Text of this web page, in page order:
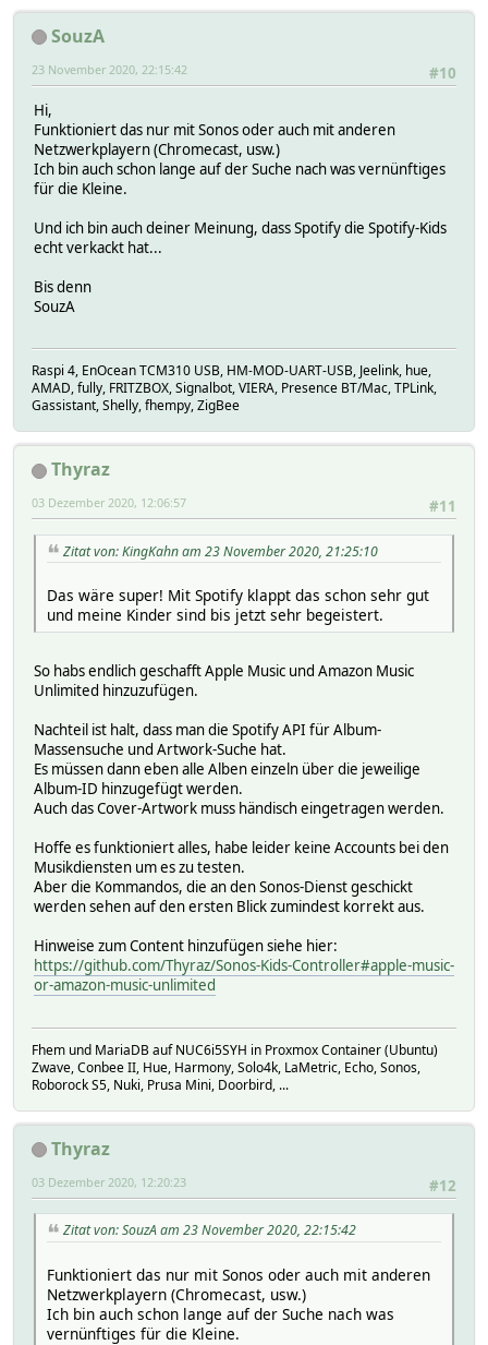
SouzA
#10
23 November 2020, 22:15:42
Hi,
Funktioniert das nur mit Sonos oder auch mit anderen
Netzwerkplayern (Chromecast, usw.)
Ich bin auch schon lange auf der Suche nach was vernünftiges
für die Kleine.
Und ich bin auch deiner Meinung, dass Spotify die Spotify-Kids
echt verkackt hat...
Bis denn
SouzA
Raspi 4, EnOcean TCM310 USB, HM-MOD-UART-USB, Jeelink, hue,
AMAD, fully, FRITZBOX, Signalbot, VIERA, Presence BT/Mac, TPLink,
Gassistant, Shelly, fhempy, ZigBee
Thyraz
#11
03 Dezember 2020, 12:06:57
Zitat von: KingKahn am 23 November 2020, 21:25:10
Das wäre super! Mit Spotify klappt das schon sehr gut
und meine Kinder sind bis jetzt sehr begeistert.
So habs endlich geschafft Apple Music und Amazon Music
Unlimited hinzuzufügen.
Nachteil ist halt, dass man die Spotify API für Album-
Massensuche und Artwork-Suche hat.
Es müssen dann eben alle Alben einzeln über die jeweilige
Album-ID hinzugefügt werden.
Auch das Cover-Artwork muss händisch eingetragen werden.
Hoffe es funktioniert alles, habe leider keine Accounts bei den
Musikdiensten um es zu testen.
Aber die Kommandos, die an den Sonos-Dienst geschickt
werden sehen auf den ersten Blick zumindest korrekt aus.
Hinweise zum Content hinzufügen siehe hier:
https://github.com/Thyraz/Sonos-Kids-Controller#apple-music-
or-amazon-music-unlimited
Fhem und MariaDB auf NUC6i5SYH in Proxmox Container (Ubuntu)
Zwave, Conbee II, Hue, Harmony, Solo4k, LaMetric, Echo, Sonos,
Roborock S5, Nuki, Prusa Mini, Doorbird, ...
Thyraz
#12
03 Dezember 2020, 12:20:23
Zitat von: SouzA am 23 November 2020, 22:15:42
Funktioniert das nur mit Sonos oder auch mit anderen
Netzwerkplayern (Chromecast, usw.)
Ich bin auch schon lange auf der Suche nach was
vernünftiges für die Kleine.